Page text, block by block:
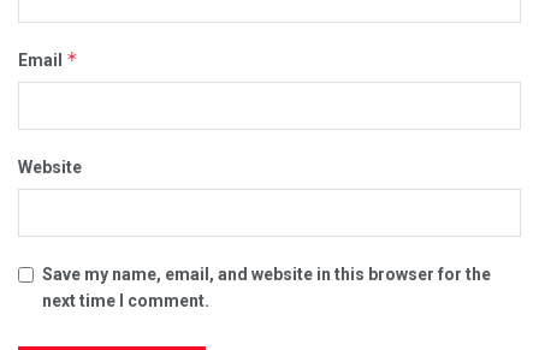
Email *
Website
Save my name, email, and website in this browser for the
next time I comment.